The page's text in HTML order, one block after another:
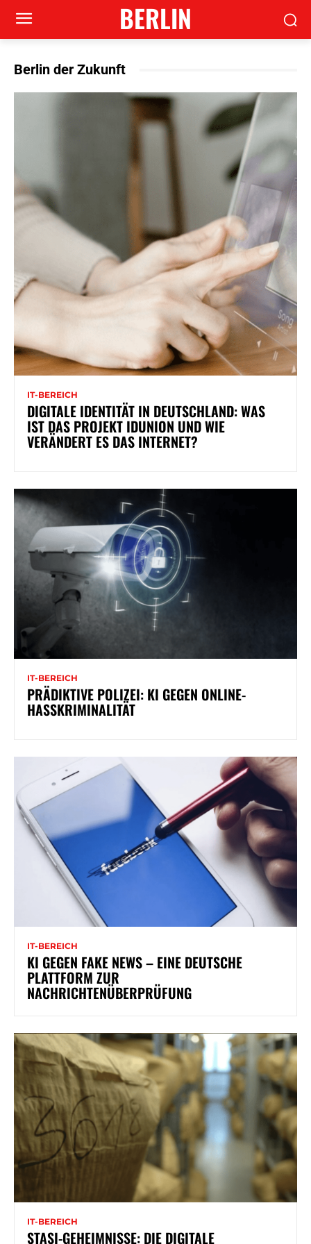
BERLIN
Berlin der Zukunft
IT-BEREICH
DIGITALE IDENTITÄT IN DEUTSCHLAND: WAS
IST DAS PROJEKT IDUNION UND WIE
VERÄNDERT ES DAS INTERNET?
IT-BEREICH
PRÄDIKTIVE POLIZEI: KI GEGEN ONLINE-
HASSKRIMINALITÄT
IT-BEREICH
KI GEGEN FAKE NEWS – EINE DEUTSCHE
PLATTFORM ZUR
NACHRICHTENÜBERPRÜFUNG
IT-BEREICH
STASI-GEHEIMNISSE: DIE DIGITALE